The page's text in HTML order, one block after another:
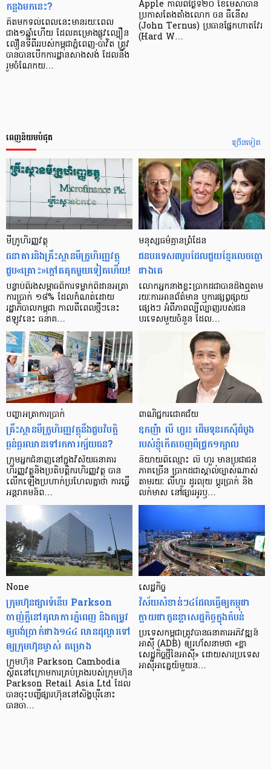
កន្លងមកនេះ?
គិតមកទល់ពេលនេះមានរយៈពេល
ជាង១ឆ្នាំហើយ ដែលគម្រោងផ្លូវល្បឿន
លឿនទីពីររបស់កម្ពុជាភ្នំពេញ-បាវិត ត្រូវ
បានបានបើកការដ្ឋានសាងសង់ ដែលនឹង
រួមចំណែកយ…
Apple កាលពីថ្ងៃទី២០ ខែមេសាបាន
ប្រកាសតែងតាំងលោក ចន ធឺនើស
(John Ternus) ប្រធានផ្នែកហាតវែរ
(Hard W…
ច្រើនទៀត
ពេញនិយមបំផុត
មីក្រូ​ហិរញ្ញវត្ថុ
ធនាគារ​និង​គ្រឹះស្ថាន​មីក្រូ​ហិរញ្ញវត្ថុ​
ជួប«គ្រោះ»ក្តៅ​គគុក​មួយ​ទៀត​ហើយ!
បន្ទាប់​ពី​រង​សម្ពាធ​​ពី​ការ​ទម្លាក់​ពិដាន​អត្រា​
ការ​ប្រាក់ ១៨​% ដែល​កំណត់​ដោយ​
រដ្ឋាភិបាល​កម្ពុជា កាល​ពី​ពេល​ថ្មីៗ​នេះ
ឥឡូវ​នេះ ធនាគ…
មនុស្ស​ធម៌​គ្មាន​ព្រំដែន
ជន​បរទេស​៣​រូប​ដែល​ជួយ​ខ្មែរ​លេច​ធ្លោ​
ជាង​គេ
លោកអ្នក​នាង​ខ្លះ​ប្រាកដ​ជា​បាន​​ដឹង​ឮ​តាម​
រយៈ​ការ​អាន​ព័ត៌មាន ឬ​ការ​ផ្សព្វផ្សាយ​
ផ្សេងៗ អំពី​ភាព​ល្បីល្បាញ​របស់​ជន​
បរទេស​មួយ​ចំនួន ដែល…
បញ្ហា​អត្រា​ការប្រាក់
គ្រឹះស្ថាន​មីក្រូ​ហិរញ្ញវត្ថុ​នឹង​ជួប​វិបត្តិ​
ធ្ងន់ធ្ងរ​ឈាន​ទៅ​រក​ការ​ក្ស័យធន?
ក្រុម​អ្នក​ជំនាញ​នៅ​ក្នុង​វិស័យ​ធនាគារ
ហិរញ្ញវត្ថុ​និង​ប្រតិបត្តិករ​ហិរញ្ញ​វត្ថុ បាន​​
លើក​ឡើង​ប្រហាក់​ប្រហែល​គ្នា​ថា ការ​ធ្វើ​
អន្តរាគមន៍​ព…
ពាណិជ្ជករជោគជ័យ
ឧកញ៉ា លី ហួរ៖ ដើមទុនរកស៊ីដំបូង
របស់ខ្ញុំកើតចេញពីជ្រូក១ក្បាល
និយាយ​ពី​ឈ្មោះ លី ហួរ មាន​ប្រជាជន​
ភាគ​ច្រើន ប្រាកដ​ជា​ស្គាល់​ច្បាស់​ណាស់
តាមរយៈ លីហួរ ដូរ​លុយ ប្តូរ​បា្រក់ និង​
លក់​មាស នៅ​ផ្សារ​អូរ​ឫ…
None
ក្រុមហ៊ុនផ្សារទំនើប Parkson
ចាញ់ក្ដីនៅតុលាការភ្នំពេញ និងតម្រូវ
ឲ្យបង់ប្រាក់ជាង១៤៤ លានដុល្លារទៅ
ឲ្យក្រុមហ៊ុនម្ចាស់ គម្រោង
ក្រុមហ៊ុន Parkson Cambodia
ស្ថិតនៅក្រោមការគ្រប់គ្រងរបស់ក្រុមហ៊ុន
Parkson Retail Asia Ltd ដែល
បានចុះបញ្ចីផ្សារហ៊ុននៅសិង្ហបុរីនោះ
បានចា…
សេដ្ឋកិច្ច​
វិស័យ​សំខាន់ៗ​៤​ដែល​ធ្វើ​ឲ្យ​កម្ពុជា​
ក្លាយ​ជា​កូន​ខ្លា​សេដ្ឋកិច្ច​ក្នុង​តំបន់
ប្រទេស​កម្ពុជា​ត្រូវ​បាន​ធនាគារ​អភិវឌ្ឍន៍​
អាស៊ី (ADB) ឲ្យ​រហ័ស​នាមថា «ខ្លា​
សេដ្ឋកិច្ច​ថ្មី​នៃ​អាស៊ី» ដោយសារ​ប្រទេស​
អាស៊ី​អាគ្នេយ៍​មួយ​ន…